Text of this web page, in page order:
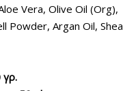
Vera, Olive Oil (Org),
Powder, Argan Oil, Shea